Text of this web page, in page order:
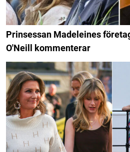
Prinsessan Madeleines
O'Neill kommenterar